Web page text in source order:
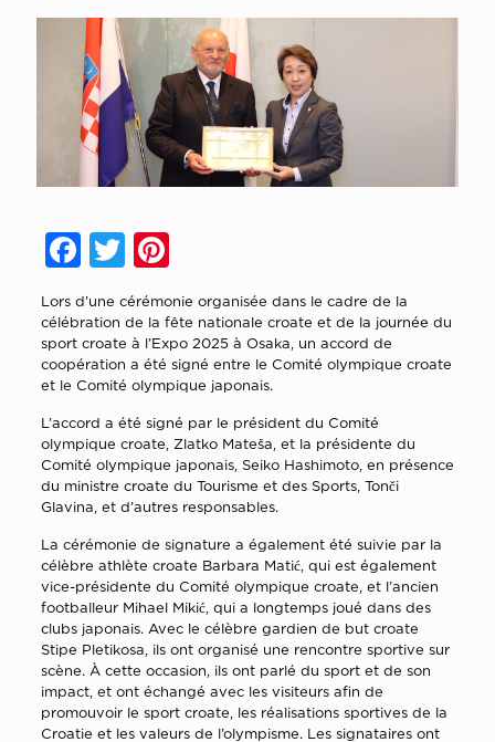
Facebook
TwitterPinterest
Lors d’une cérémonie organisée dans le cadre de la
célébration de la fête nationale croate et de la journée du
sport croate à l’Expo 2025 à Osaka, un accord de
coopération a été signé entre le Comité olympique croate
et le Comité olympique japonais.
L’accord a été signé par le président du Comité
olympique croate, Zlatko Mateša, et la présidente du
Comité olympique japonais, Seiko Hashimoto, en présence
du ministre croate du Tourisme et des Sports, Tonči
Glavina, et d’autres responsables.
La cérémonie de signature a également été suivie par la
célèbre athlète croate Barbara Matić, qui est également
vice-présidente du Comité olympique croate, et l’ancien
footballeur Mihael Mikić, qui a longtemps joué dans des
clubs japonais. Avec le célèbre gardien de but croate
Stipe Pletikosa, ils ont organisé une rencontre sportive sur
scène. À cette occasion, ils ont parlé du sport et de son
impact, et ont échangé avec les visiteurs afin de
promouvoir le sport croate, les réalisations sportives de la
Croatie et les valeurs de l’olympisme. Les signataires ont